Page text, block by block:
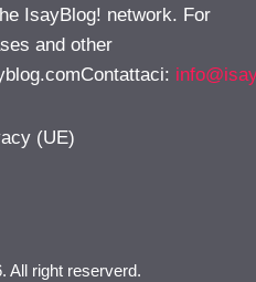
IsayBlog! network. For
and other
:
(UE)
All right reserverd.